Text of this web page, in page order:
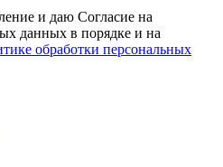
и даю Согласие на
данных в порядке и на
обработки персональных